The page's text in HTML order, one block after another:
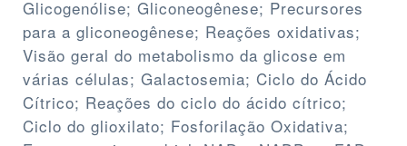
Glicogenólise; Gliconeogênese; Precursores
para a gliconeogênese; Reações oxidativas;
Visão geral do metabolismo da glicose em
várias células; Galactosemia; Ciclo do Ácido
Cítrico; Reações do ciclo do ácido cítrico;
Ciclo do glioxilato; Fosforilação Oxidativa;